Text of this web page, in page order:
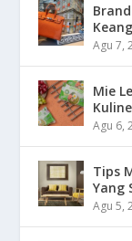
Agu 7,
Mie
Agu 6,
Tips
Yang
Agu 5,